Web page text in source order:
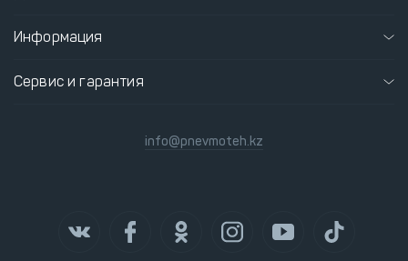
Информация
Сервис и гарантия
info@pnevmoteh.kz